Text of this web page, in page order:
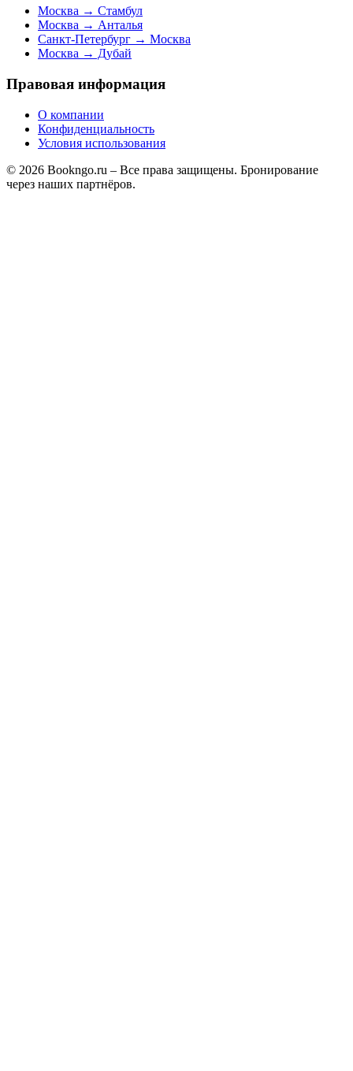
Москва → Стамбул
Москва → Анталья
Санкт-Петербург → Москва
Москва → Дубай
Правовая информация
О компании
Конфиденциальность
Условия использования
© 2026 Bookngo.ru – Все права защищены. Бронирование
через наших партнёров.